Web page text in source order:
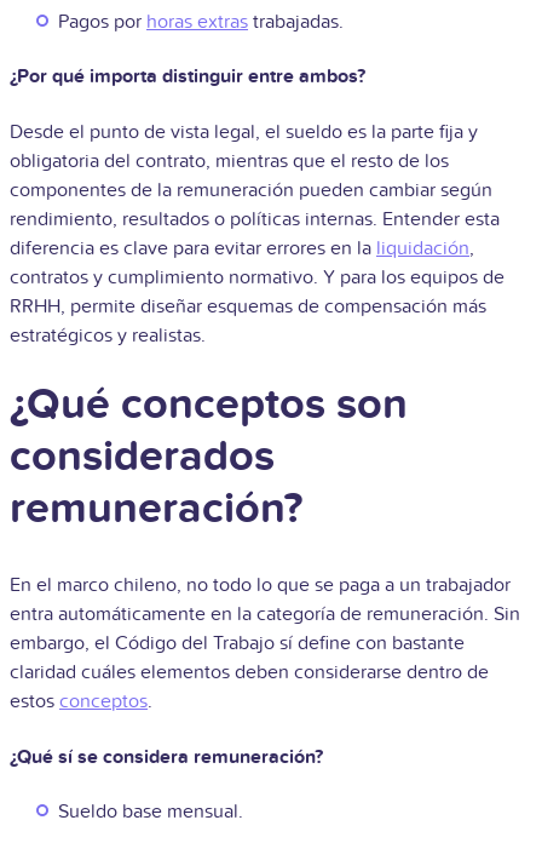
Pagos por horas extras trabajadas.
¿Por qué importa distinguir entre ambos?
Desde el punto de vista legal, el sueldo es la parte fija y
obligatoria del contrato, mientras que el resto de los
componentes de la remuneración pueden cambiar según
rendimiento, resultados o políticas internas. Entender esta
diferencia es clave para evitar errores en la liquidación,
contratos y cumplimiento normativo. Y para los equipos de
RRHH, permite diseñar esquemas de compensación más
estratégicos y realistas.
¿Qué conceptos son
considerados
remuneración?
En el marco chileno, no todo lo que se paga a un trabajador
entra automáticamente en la categoría de remuneración. Sin
embargo, el Código del Trabajo sí define con bastante
claridad cuáles elementos deben considerarse dentro de
estos conceptos.
¿Qué sí se considera remuneración?
Sueldo base mensual.